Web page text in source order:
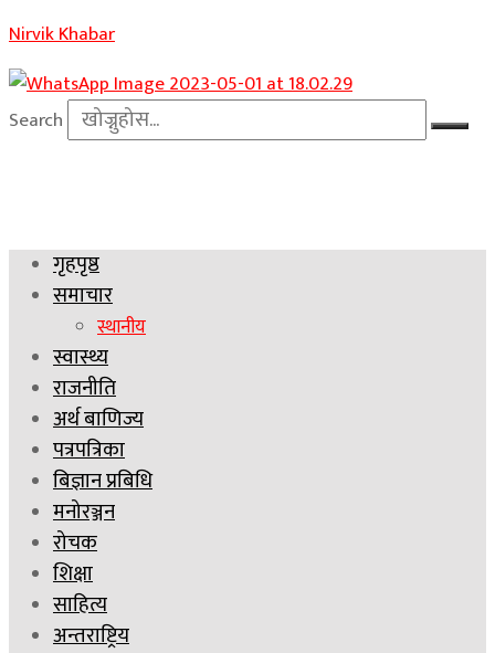
Nirvik Khabar
Search
गृहपृष्ठ
समाचार
स्थानीय
स्वास्थ्य
राजनीति
अर्थ बाणिज्य
पत्रपत्रिका
बिज्ञान प्रबिधि
मनोरञ्जन
रोचक
शिक्षा
साहित्य
अन्तराष्ट्रिय